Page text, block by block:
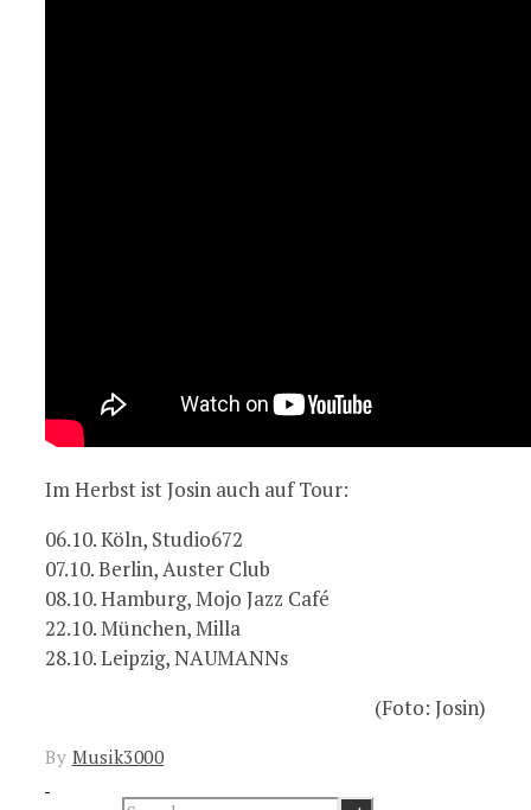
Im Herbst ist Josin auch auf Tour:
06.10. Köln, Studio672
07.10. Berlin, Auster Club
08.10. Hamburg, Mojo Jazz Café
22.10. München, Milla
28.10. Leipzig, NAUMANNs
(Foto: Josin)
By Musik3000